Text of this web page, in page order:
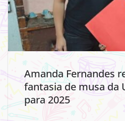
Amanda Fernandes
fantasia de musa da
para 2025